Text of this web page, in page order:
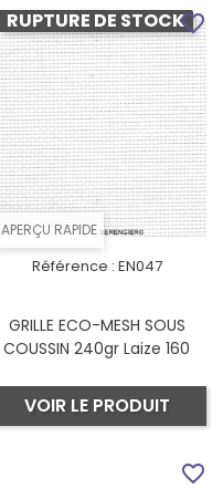
APERÇU RAPIDE
RUPTURE DE STOCK
Référence : EN047
GRILLE ECO-MESH SOUS
COUSSIN 240gr Laize 160
VOIR LE PRODUIT
favorite_border
favorite_border